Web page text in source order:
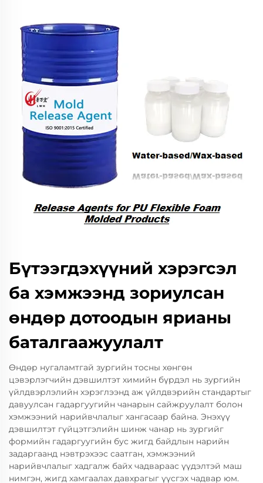
Бүтээгдэхүүний хэрэгсэл
ба хэмжээнд зориулсан
өндөр дотоодын ярианы
баталгаажуулалт
Өндөр нугаламтгай зургийн тосны хөнгөн
цэвэрлэгчийн дэвшилтэт химийн бүрдэл нь зургийн
үйлдвэрлэлийн хэрэглээнд аж үйлдвэрийн стандартыг
давуулсан гадаргуугийн чанарын сайжруулалт болон
хэмжээний нарийвчлалыг хангасаар байна. Энэхүү
дэвшилтэт гүйцэтгэлийн шинж чанар нь зургийг
формийн гадаргуугийн бус жигд байдлын нарийн
задаргаанд нэвтрэхээс саатган, хэмжээний
нарийвчлалыг хадгалж байх чадвараас үүдэлтэй маш
нимгэн, жигд хамгаалах давхрагыг үүсгэх чадвар юм.